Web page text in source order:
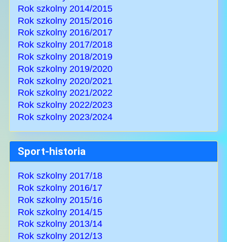
Rok szkolny 2014/2015
Rok szkolny 2015/2016
Rok szkolny 2016/2017
Rok szkolny 2017/2018
Rok szkolny 2018/2019
Rok szkolny 2019/2020
Rok szkolny 2020/2021
Rok szkolny 2021/2022
Rok szkolny 2022/2023
Rok szkolny 2023/2024
Sport-historia
Rok szkolny 2017/18
Rok szkolny 2016/17
Rok szkolny 2015/16
Rok szkolny 2014/15
Rok szkolny 2013/14
Rok szkolny 2012/13